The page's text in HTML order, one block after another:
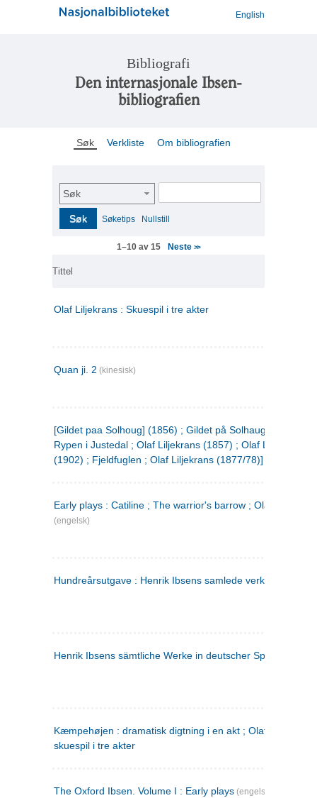
English
Bibliografi
Den internasjonale Ibsen-
bibliografien
Søk Verkliste Om bibliografien
Søk
Søk Søketips Nullstill
1–10 av 15 Neste>>
Tittel
Olaf Liljekrans : Skuespil i tre akter
Quan ji. 2 (kinesisk)
[Gildet paa Solhoug] (1856) ; Gildet på Solhaug (1883) ;
Rypen i Justedal ; Olaf Liljekrans (1857) ; Olaf Liljekrans
(1902) ; Fjeldfuglen ; Olaf Liljekrans (1877/78)]
Early plays : Catiline ; The warrior's barrow ; Olaf Liljekrans
(engelsk)
Hundreårsutgave : Henrik Ibsens samlede verker. 3
Henrik Ibsens sämtliche Werke in deutscher Sprache. 2
Kæmpehøjen : dramatisk digtning i en akt ; Olaf Liljekrans :
skuespil i tre akter
The Oxford Ibsen. Volume I : Early plays (engelsk)